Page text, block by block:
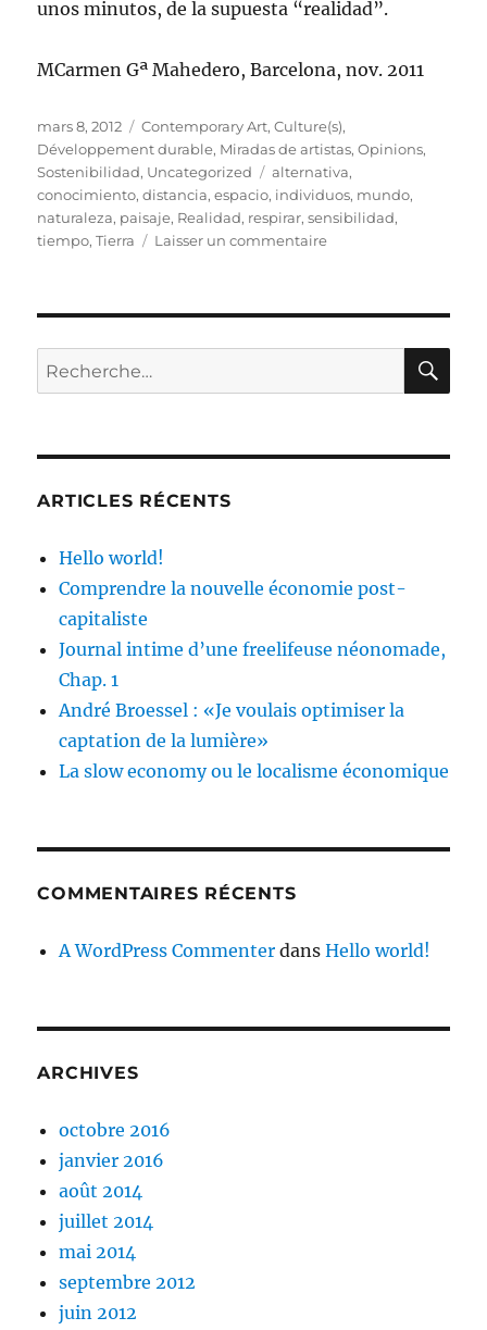
unos minutos, de la supuesta “realidad”.
MCarmen Gª Mahedero, Barcelona, nov. 2011
Publié
le
mars 8, 2012 Catégories
Contemporary Art,Culture(s),
Développement durable, Miradas de artistas,Opinions,
Sostenibilidad, Uncategorized Étiquettes
alternativa,
conocimiento,distancia,espacio, individuos, mundo,
naturaleza, paisaje, Realidad, respirar,sensibilidad,
tiempo,Tierra Laisser un commentairesur
del
a
Recherche
pour :
ARTICLES RÉCENTS
Hello world!
Comprendre la nouvelle économie post-
capitaliste
Journal intime d’une freelifeuse néonomade,
Chap. 1
André Broessel : «Je voulais optimiser la
captation de la lumière»
La slow economy ou le localisme économique
COMMENTAIRES RÉCENTS
A WordPress Commenter dansHello world!
ARCHIVES
octobre 2016
janvier 2016
août 2014
juillet 2014
mai 2014
septembre 2012
juin 2012